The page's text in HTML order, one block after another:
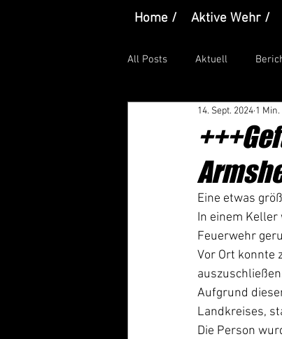
Home / Aktive Wehr /
All Posts Aktuell
14. Sept. 2024 1
Eine etwas
In einem
Feuerwehr
Vor Ort konnte
Aufgrund
Landkreises,
Die Person